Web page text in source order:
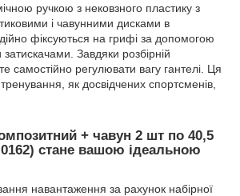
ручкою з нековзного пластику з
і чавунними дисками в
фіксуються на грифі за допомогою
затискачами. Завдяки розбірній
самостійно регулювати вагу гантелі. Ця
як досвідчених спортсменів,
+ чавун 2 шт по 40,5
0162) стане вашою ідеальною
навантаження за рахунок набірної